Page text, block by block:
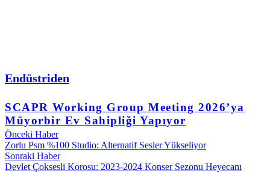
Endüstriden
SCAPR Working Group Meeting 2026’ya
Müyorbir Ev Sahipliği Yapıyor
Önceki Haber
Zorlu Psm %100 Studio: Alternatif Sesler Yükseliyor
Sonraki Haber
Devlet Çoksesli Korosu: 2023-2024 Konser Sezonu Heyecanı